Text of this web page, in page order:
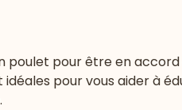
poulet pour être en
pour vous aider à